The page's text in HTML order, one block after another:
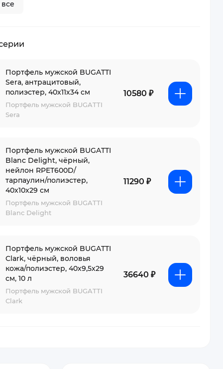
Портфель мужской BUGATTI
Sera, антрацитовый,
полиэстер, 40х11х34 см
Портфель мужской BUGATTI
Sera
10580 ₽
Портфель мужской BUGATTI
Blanc Delight, чёрный,
нейлон RPET600D/
тарпаулин/полиэстер,
40х10х29 см
Портфель мужской BUGATTI
Blanc Delight
11290 ₽
Портфель мужской BUGATTI
Clark, чёрный, воловья
кожа/полиэстер, 40х9,5х29
см, 10 л
Портфель мужской BUGATTI
Clark
36640 ₽